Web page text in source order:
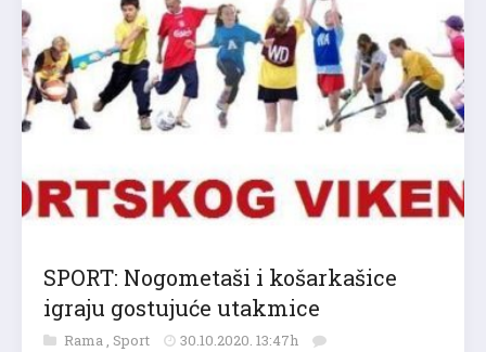
SPORT: Nogometaši i košarkašice
igraju gostujuće utakmice
Rama , Sport 30.10.2020. 13:47h